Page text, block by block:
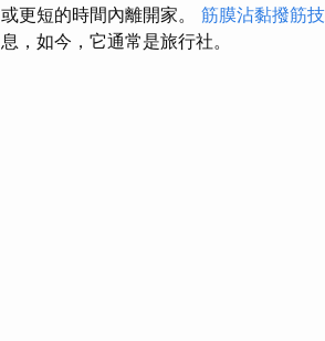
或更短的時間內離開家。 筋膜沾黏撥筋
息，如今，它通常是旅行社。